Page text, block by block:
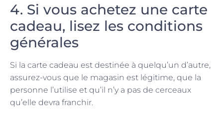
4. Si vous achetez une carte
cadeau, lisez les conditions
générales
Si la carte cadeau est destinée à quelqu’un d’autre,
assurez-vous que le magasin est légitime, que la
personne l’utilise et qu’il n’y a pas de cerceaux
qu’elle devra franchir.